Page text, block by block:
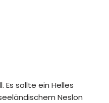
Es sollte ein Helles
Neslon